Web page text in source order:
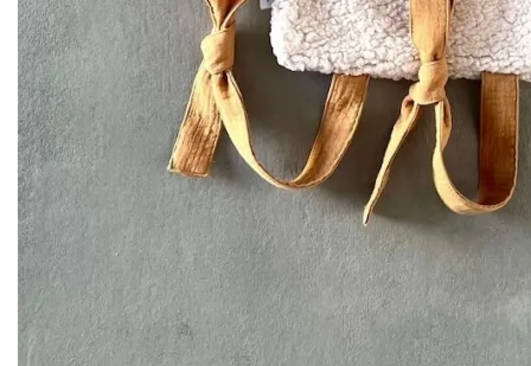
Tapis de
Tapis de